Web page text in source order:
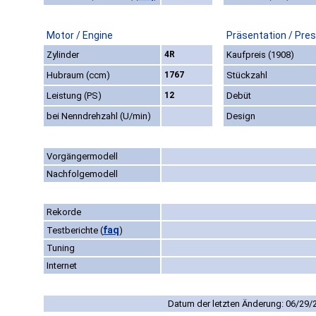
Motor / Engine Präsentation /
Zylinder 4R
Kaufpreis (1908)
Hubraum (ccm)
1767
Stückzahl
Leistung (PS)
12
Debüt
bei Nenndrehzahl (U/min)
Design
Vorgängermodell
Nachfolgemodell
Rekorde
Testberichte (faq)
Tuning
Internet
Datum der letzten Änderung: 06/29/